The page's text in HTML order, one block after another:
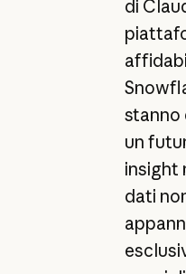
di
stanno
un
insight
dati